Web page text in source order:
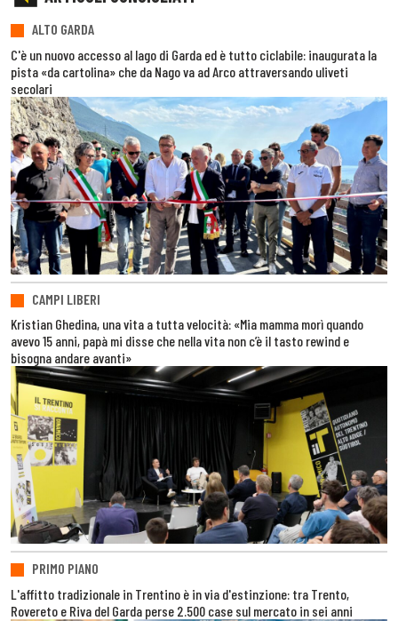
ALTO GARDA
C'è un nuovo accesso al lago di Garda ed è tutto ciclabile: inaugurata la
pista «da cartolina» che da Nago va ad Arco attraversando uliveti
secolari
CAMPI LIBERI
Kristian Ghedina, una vita a tutta velocità: «Mia mamma morì quando
avevo 15 anni, papà mi disse che nella vita non c’è il tasto rewind e
bisogna andare avanti»
PRIMO PIANO
L'affitto tradizionale in Trentino è in via d'estinzione: tra Trento,
Rovereto e Riva del Garda perse 2.500 case sul mercato in sei anni